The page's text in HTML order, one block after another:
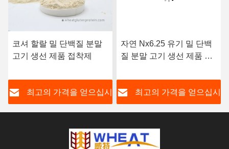
코셔 할랄 밀 단백질 분말
고기 생선 제품 접착제
최고의 가격을 얻으십시
자연 Nx6.25 유기 밀 단백
질 분말 고기 생선 제품 접
최고의 가격을 얻으십시